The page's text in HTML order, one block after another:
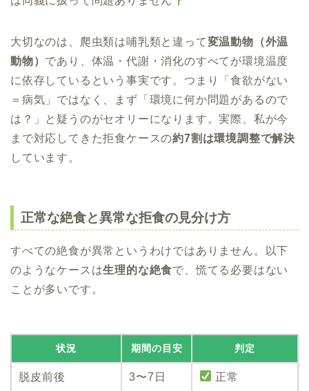
大切なのは、爬虫類は哺乳類と違って変温動物（外温
動物） であり、体温・代謝・消化のすべてが環境温度
に依存しているという事実です。つまり「食欲がない
＝病気」ではなく、まず「環境に何か問題があるので
は？」と疑うのがセオリーになります。実際、私が今
まで対応してきた拒食ケースの約7割は環境調整で解決
しています。
正常な絶食と異常な拒食の見分け方
すべての絶食が異常というわけではありません。以下
のようなケースは生理的な絶食で、慌てる必要はない
ことが多いです。
状況 期間の目安 判定
脱皮前後 3〜7日 正常